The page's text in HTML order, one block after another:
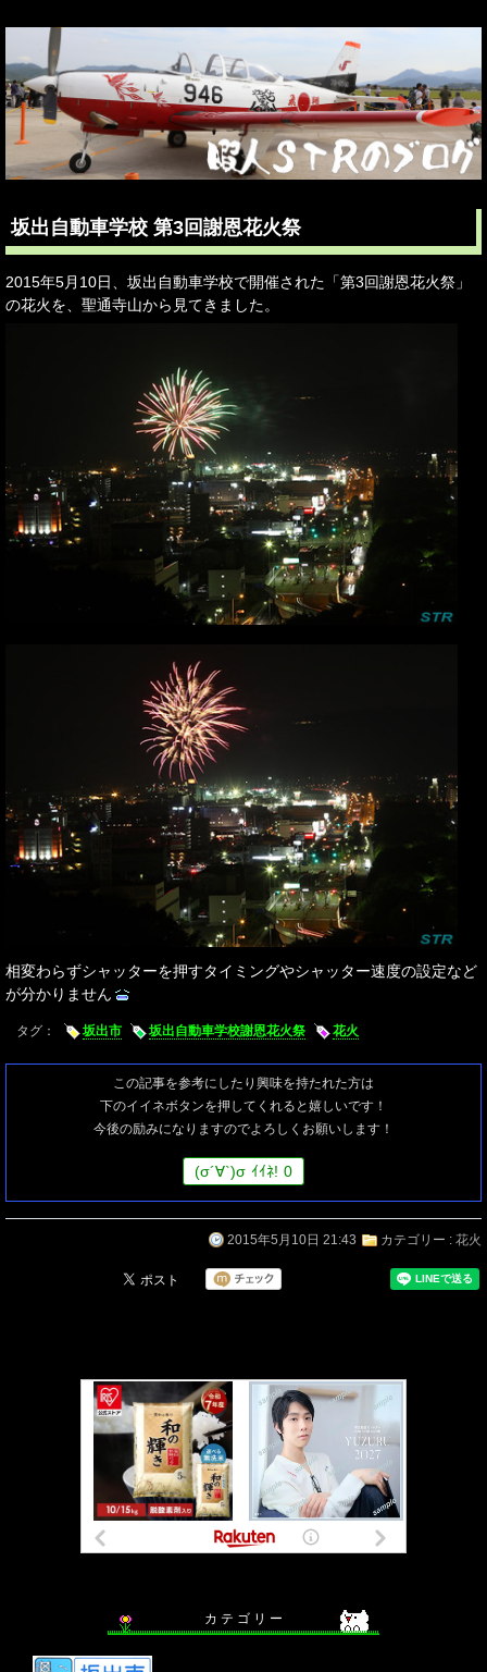
坂出自動車学校 第3回謝恩花火祭
2015年5月10日、坂出自動車学校で開催された「第3回謝恩花火祭」
の花火を、聖通寺山から見てきました。
相変わらずシャッターを押すタイミングやシャッター速度の設定など
が分かりません
タグ： 坂出市 坂出自動車学校謝恩花火祭 花火
この記事を参考にしたり興味を持たれた方は
下のイイネボタンを押してくれると嬉しいです！
今後の励みになりますのでよろしくお願いします！
(σ´∀`)σ ｲｲﾈ! 0
2015年5月10日 21:43 カテゴリー : 花火
カ テ ゴ リ ー